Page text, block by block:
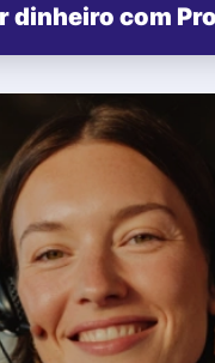
dinheiro com